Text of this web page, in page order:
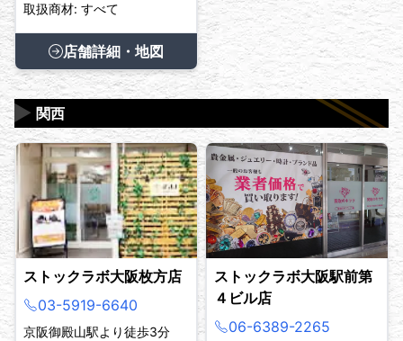
取扱商材: すべて
店舗詳細・地図
関西
▶
ストックラボ大阪枚方店
03-5919-6640
京阪御殿山駅より徒歩3分
ストックラボ大阪駅前第
４ビル店
06-6389-2265